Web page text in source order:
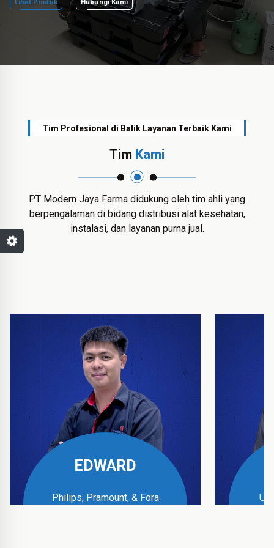
Lihat Produk Hubungi Kami
Tim Profesional di Balik Layanan Terbaik Kami
Tim Kami
PT Modern Jaya Farma didukung oleh tim ahli yang
berpengalaman di bidang distribusi alat kesehatan,
instalasi, dan layanan purna jual.
EDWARD
Philips, Pramount, & Fora